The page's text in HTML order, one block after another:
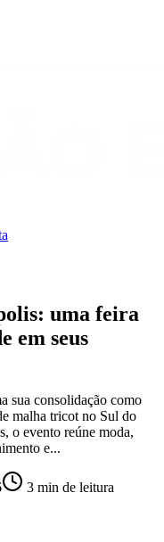
uma feira
em seus
sua consolidação como
malha tricot no Sul do
o evento reúne moda,
e...
3 min de leitura